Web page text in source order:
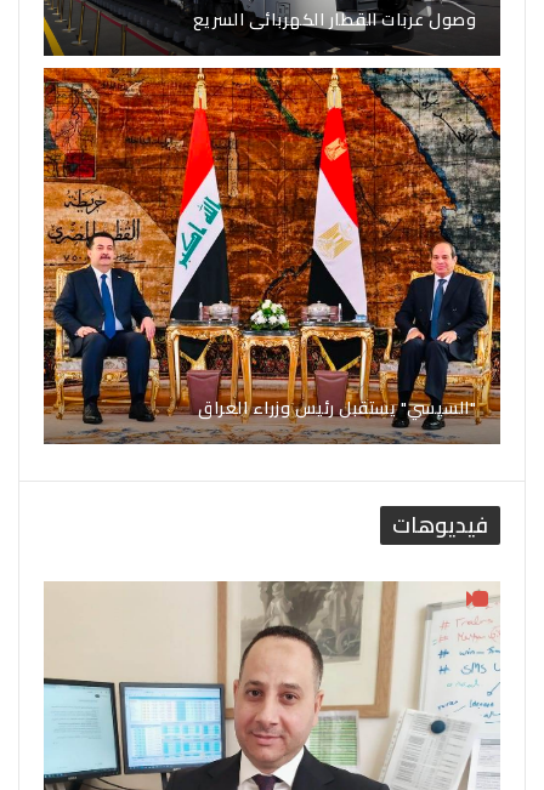
وصول عربات القطار الكهربائى السريع
"السيسي" يستقبل رئيس وزراء العراق
فيديوهات